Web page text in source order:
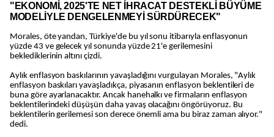
"EKONOMİ, 2025'TE NET İHRACAT DESTEKLİ BÜYÜME
MODELİYLE DENGELENMEYİ SÜRDÜRECEK"
Morales, öte yandan, Türkiye'de bu yıl sonu itibarıyla enflasyonun
yüzde 43 ve gelecek yıl sonunda yüzde 21'e gerilemesini
beklediklerinin altını çizdi.
Aylık enflasyon baskılarının yavaşladığını vurgulayan Morales, "Aylık
enflasyon baskıları yavaşladıkça, piyasanın enflasyon beklentileri de
buna göre ayarlanacaktır. Ancak hanehalkı ve firmaların enflasyon
beklentilerindeki düşüşün daha yavaş olacağını öngörüyoruz. Bu
beklentilerin gerilemesi son derece önemli ama bu biraz zaman alıyor."
dedi.